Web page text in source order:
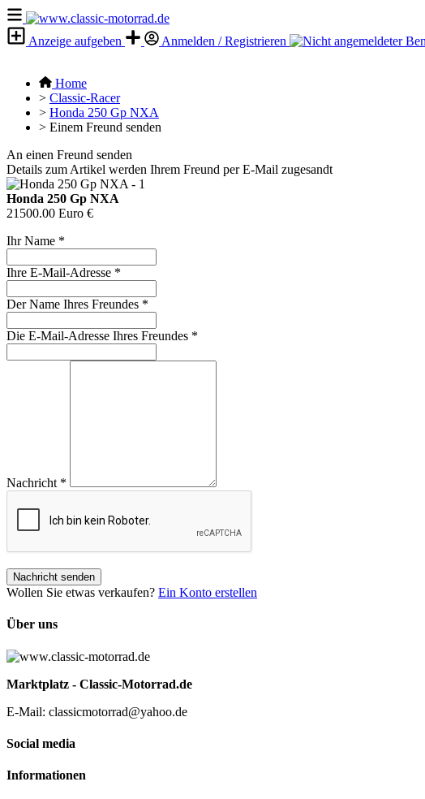
Anzeige aufgeben Anmelden / Registrieren
Home
> Classic-Racer
> Honda 250 Gp NXA
> Einem Freund senden
An einen Freund senden
Details zum Artikel werden Ihrem Freund per E-Mail zugesandt
Honda 250 Gp NXA
21500.00 Euro €
Ihr Name *
Ihre E-Mail-Adresse *
Der Name Ihres Freundes *
Die E-Mail-Adresse Ihres Freundes *
Nachricht *
Nachricht senden
Wollen Sie etwas verkaufen? Ein Konto erstellen
Über uns
Marktplatz - Classic-Motorrad.de
E-Mail: classicmotorrad@yahoo.de
Social media
Informationen